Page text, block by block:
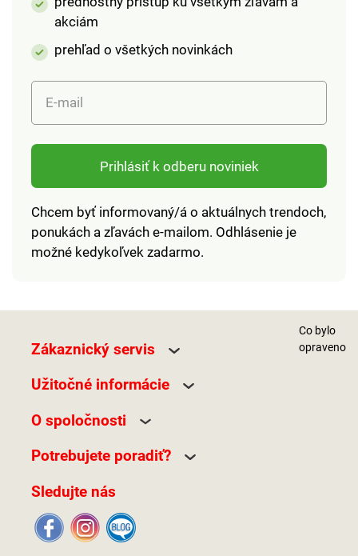
akciám
prehľad o všetkých novinkách
E-mail
Prihlásiť k odberu noviniek
Chcem byť informovaný/á o aktuálnych trendoch,
ponukách a zľavách e-mailom. Odhlásenie je
možné kedykoľvek zadarmo.
Zákaznický servis
Užitočné informácie
O spoločnosti
Potrebujete poradiť?
Sledujte nás
Co bylo
opraveno